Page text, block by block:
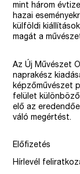
mint három
hazai
külföldi
magát a
Az Új Művészet
naprakész
képzőművészet
felület
elő az
váló megértést.
Előfizetés
Hírlevél